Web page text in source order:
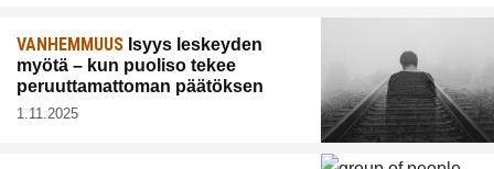
VANHEMMUUS Isyys leskeyden
myötä – kun puoliso tekee
peruuttamattoman päätöksen
1.11.2025